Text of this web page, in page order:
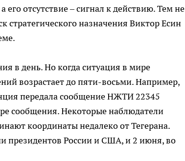
отсутствие – сигнал к действию. Тем не
стратегического назначения Виктор Есин
в день. Но когда ситуация в мире
возрастает до пяти-восьми. Например,
передала сообщение НЖТИ 22345
сообщения. Некоторые наблюдатели
координаты недалеко от Тегерана.
президентов России и США, и 2 июня, во